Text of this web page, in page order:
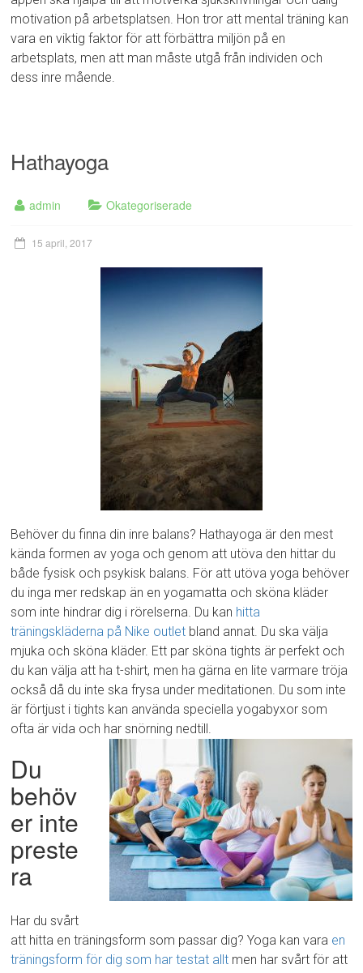
motivation på arbetsplatsen. Hon tror att mental träning kan
vara en viktig faktor för att förbättra miljön på en
arbetsplats, men att man måste utgå från individen och
dess inre mående.
Hathayoga
admin Okategoriserade
15 april, 2017
Behöver du finna din inre balans? Hathayoga är den mest
kända formen av yoga och genom att utöva den hittar du
både fysisk och psykisk balans. För att utöva yoga behöver
du inga mer redskap än en yogamatta och sköna kläder
som inte hindrar dig i rörelserna. Du kan hitta
träningskläderna på Nike outlet bland annat. Du ska välja
mjuka och sköna kläder. Ett par sköna tights är perfekt och
du kan välja att ha t-shirt, men ha gärna en lite varmare tröja
också då du inte ska frysa under meditationen. Du som inte
är förtjust i tights kan använda speciella yogabyxor som
ofta är vida och har snörning nedtill.
Du
behöv
er inte
preste
ra
Har du svårt
att hitta en träningsform som passar dig? Yoga kan vara en
träningsform för dig som har testat allt men har svårt för att